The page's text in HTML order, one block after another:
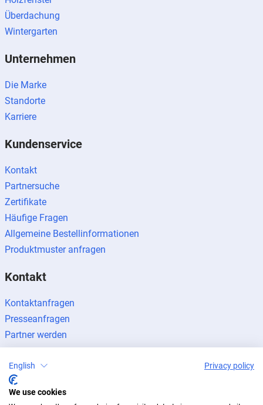
Überdachung
Wintergarten
Unternehmen
Die Marke
Standorte
Karriere
Kundenservice
Kontakt
Partnersuche
Zertifikate
Häufige Fragen
Allgemeine Bestellinformationen
Produktmuster anfragen
Kontakt
Kontaktanfragen
Presseanfragen
Partner werden
English Privacy policy
We use cookies